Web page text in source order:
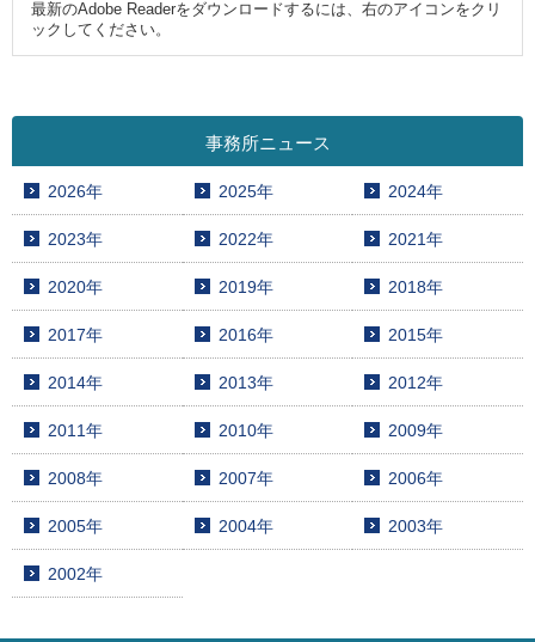
最新のAdobe Readerをダウンロードするには、右のアイコンをクリ
ックしてください。
事務所ニュース
2026年 2025年 2024年
2023年 2022年 2021年
2020年 2019年 2018年
2017年 2016年 2015年
2014年 2013年 2012年
2011年 2010年 2009年
2008年 2007年 2006年
2005年 2004年 2003年
2002年